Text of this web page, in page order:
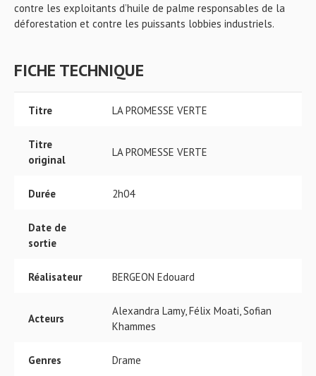
contre les exploitants d’huile de palme responsables de la
déforestation et contre les puissants lobbies industriels.
FICHE TECHNIQUE
Titre LA PROMESSE VERTE
Titre
original
LA PROMESSE VERTE
Durée 2h04
Date de
sortie
Réalisateur BERGEON Edouard
Acteurs
Alexandra Lamy, Félix Moati, Sofian
Khammes
Genres Drame